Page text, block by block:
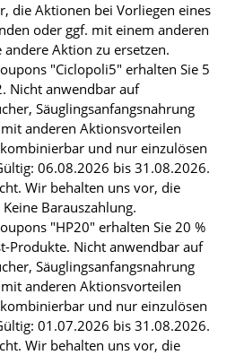
die Aktionen bei Vorliegen eines
oder ggf. mit einem anderen
Aktion zu ersetzen.
"Ciclopoli5" erhalten Sie 5
Nicht anwendbar auf
Säuglingsanfangsnahrung
anderen Aktionsvorteilen
und nur einzulösen
06.08.2026 bis 31.08.2026.
Wir behalten uns vor, die
Barauszahlung.
"HP20" erhalten Sie 20 %
Produkte. Nicht anwendbar auf
Säuglingsanfangsnahrung
anderen Aktionsvorteilen
und nur einzulösen
01.07.2026 bis 31.08.2026.
Wir behalten uns vor, die